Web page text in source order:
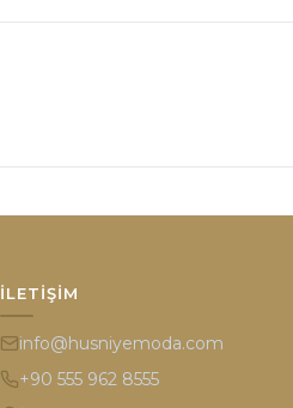
İLETIŞIM
info@husniyemoda.com
+90 555 962 8555